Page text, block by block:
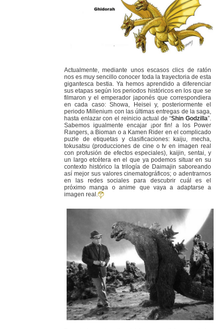
Actualmente, mediante unos escasos clics de ratón
nos es muy sencillo conocer toda la trayectoria de esta
gigantesca bestia. Ya hemos aprendido a diferenciar
sus etapas según los periodos históricos en los que se
filmaron y el emperador japonés que correspondiera
en cada caso: Showa, Heisei y, posteriormente el
periodo Millenium con las últimas entregas de la saga,
hasta enlazar con el reinicio actual de “Shin Godzilla”.
Sabemos igualmente encajar ¡por fin! a los Power
Rangers, a Bioman o a Kamen Rider en el complicado
puzle de etiquetas y clasificaciones: kaiju, mecha,
tokusatsu (producciones de cine o tv en imagen real
con profusión de efectos especiales), kaijin, sentai, y
un largo etcétera en el que ya podemos situar en su
contexto histórico la trilogía de Daimajin saboreando
así mejor sus valores cinematográficos; o adentrarnos
en las redes sociales para descubrir cuál es el
próximo manga o anime que vaya a adaptarse a
imagen real.